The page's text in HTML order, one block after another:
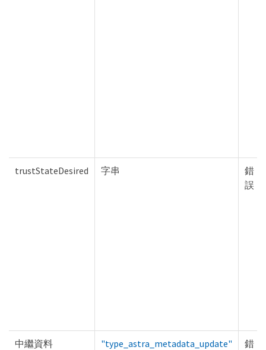
trustStateDesired 字串
錯
誤
中繼資料 "type_astra_metadata_update"
錯